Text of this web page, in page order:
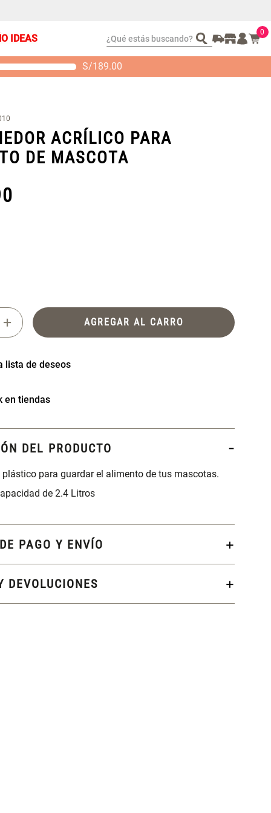
IDEAS ¿Qué estás buscando? 0
S/189.00
ACRÍLICO PARA
DE MASCOTA
+ AGREGAR AL CARRO
en tiendas
DEL PRODUCTO
plástico para guardar el alimento de tus mascotas.
de 2.4 Litros
PAGO Y ENVÍO
DEVOLUCIONES